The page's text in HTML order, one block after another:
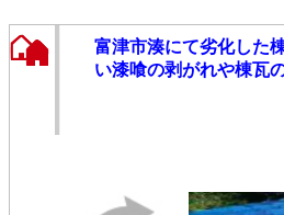
富津市湊にて劣化した
い漆喰の剥がれや棟瓦